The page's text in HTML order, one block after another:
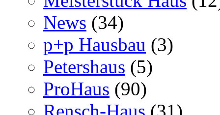
News (34)
p+p Hausbau (3)
Petershaus (5)
ProHaus (90)